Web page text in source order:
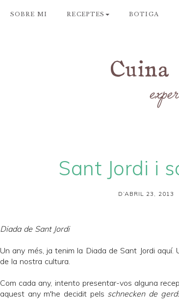
SOBRE MI RECEPTES BOTIGA
Sant Jordi i
D’ABRIL 23, 2013
Diada de Sant Jordi
Un any més, ja tenim la Diada de Sant Jordi aquí.
de la nostra cultura.
Com cada any, intento presentar-vos alguna
aquest any m'he decidit pels schnecken de